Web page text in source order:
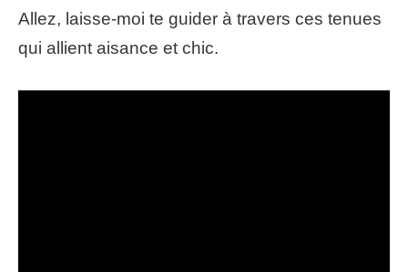
Allez, laisse-moi te guider à travers ces tenues
qui allient aisance et chic.